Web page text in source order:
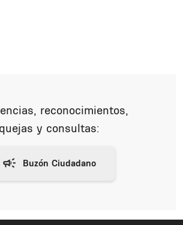
reconocimientos,
quejas y consultas: